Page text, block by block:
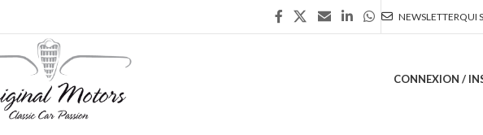
NEWSLETTERQUI
CONNEXION /